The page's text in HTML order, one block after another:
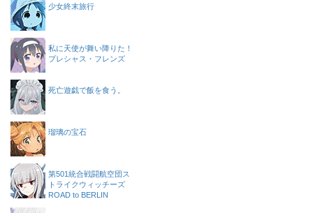
少女終末旅行
私に天使が舞い降りた！
プレシャス・フレンズ
死亡遊戯で飯を食う。
瑠璃の宝石
第501統合戦闘航空団ス
トライクウィッチーズ
ROAD to BERLIN